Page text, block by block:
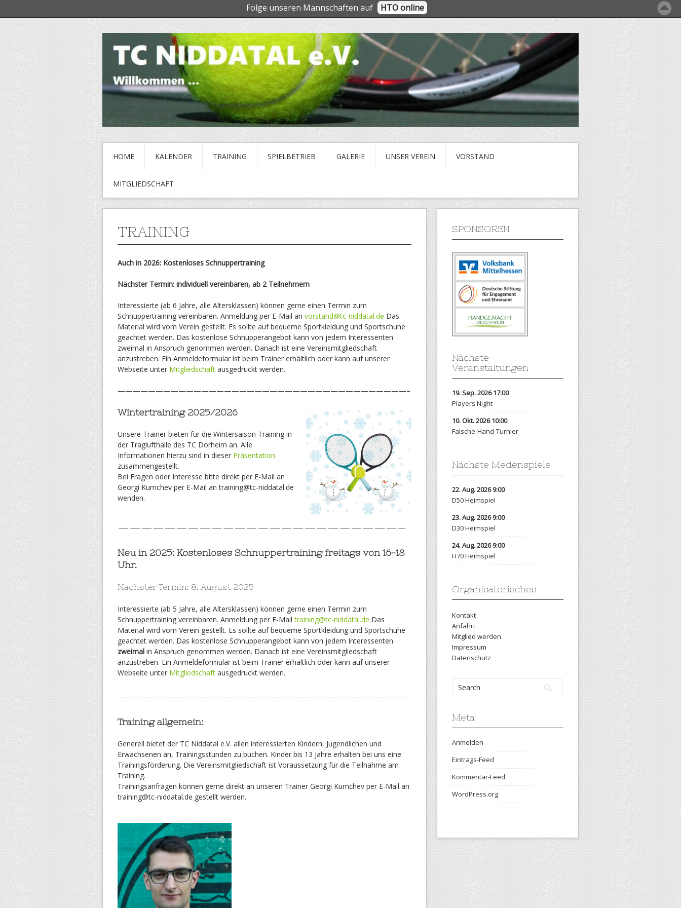
HOME KALENDER TRAINING SPIELBETRIEB GALERIE UNSER VEREIN VORSTAND
MITGLIEDSCHAFT
TRAINING
Auch in 2026: Kostenloses Schnuppertraining
Nächster Termin: individuell vereinbaren, ab 2 Teilnehmern
Interessierte (ab 6 Jahre, alle Altersklassen) können gerne einen Termin zum
Schnuppertraining vereinbaren. Anmeldung per E-Mail an vorstand@tc-niddatal.de Das
Material wird vom Verein gestellt. Es sollte auf bequeme Sportkleidung und Sportschuhe
geachtet werden. Das kostenlose Schnupperangebot kann von jedem Interessenten
zweimal in Anspruch genommen werden. Danach ist eine Vereinsmitgliedschaft
anzustreben. Ein Anmeldeformular ist beim Trainer erhältlich oder kann auf unserer
Webseite unter Mitgliedschaft ausgedruckt werden.
——————————————————————————————————————–
Wintertraining 2025/2026
Unsere Trainer bieten für die Wintersaison Training in
der Traglufthalle des TC Dorheim an. Alle
Informationen hierzu sind in dieser Präsentation
zusammengestellt.
Bei Fragen oder Interesse bitte direkt per E-Mail an
Georgi Kumchev per E-Mail an training@tc-niddatal.de
wenden.
————————————————————————–
Neu in 2025: Kostenloses Schnuppertraining freitags von 16-18
Uhr.
Nächster Termin: 8. August 2025
Interessierte (ab 5 Jahre, alle Altersklassen) können gerne einen Termin zum
Schnuppertraining vereinbaren. Anmeldung per E-Mailtraining@tc-niddatal.de Das
Material wird vom Verein gestellt. Es sollte auf bequeme Sportkleidung und Sportschuhe
geachtet werden. Das kostenlose Schnupperangebot kann von jedem Interessenten
zweimal in Anspruch genommen werden. Danach ist eine Vereinsmitgliedschaft
anzustreben. Ein Anmeldeformular ist beim Trainer erhältlich oder kann auf unserer
Webseite unter Mitgliedschaft ausgedruckt werden.
————————————————————————–
Training allgemein:
Generell bietet der TC Niddatal e.V. allen interessierten Kindern, Jugendlichen und
Erwachsenen an, Trainingsstunden zu buchen. Kinder bis 13 Jahre erhalten bei uns eine
Trainingsförderung. Die Vereinsmitgliedschaft ist Voraussetzung für die Teilnahme am
Training.
Trainingsanfragen können gerne direkt an unseren Trainer Georgi Kumchev per E-Mail an
training@tc-niddatal.de gestellt werden.
SPONSOREN
Nächste
Veranstaltungen
19. Sep. 2026 17:00
Players Night
10. Okt. 2026 10:00
Falsche-Hand-Turnier
Nächste Medenspiele
22. Aug. 2026 9:00
D50 Heimspiel
23. Aug. 2026 9:00
D30 Heimspiel
24. Aug. 2026 9:00
H70 Heimspiel
Organisatorisches
Kontakt
Anfahrt
Mitglied werden
Impressum
Datenschutz
Meta
Anmelden
Eintrags-Feed
Kommentar-Feed
WordPress.org
Folge unseren Mannschaften auf HTO online